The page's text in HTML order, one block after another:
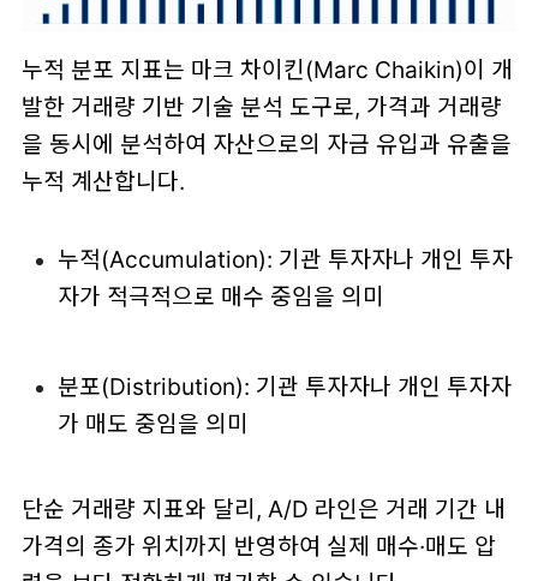
누적 분포 지표는 마크 차이킨(Marc Chaikin)이 개
발한 거래량 기반 기술 분석 도구로, 가격과 거래량
을 동시에 분석하여 자산으로의 자금 유입과 유출을
누적 계산합니다.
누적(Accumulation): 기관 투자자나 개인 투자
자가 적극적으로 매수 중임을 의미
분포(Distribution): 기관 투자자나 개인 투자자
가 매도 중임을 의미
단순 거래량 지표와 달리, A/D 라인은 거래 기간 내
가격의 종가 위치까지 반영하여 실제 매수·매도 압